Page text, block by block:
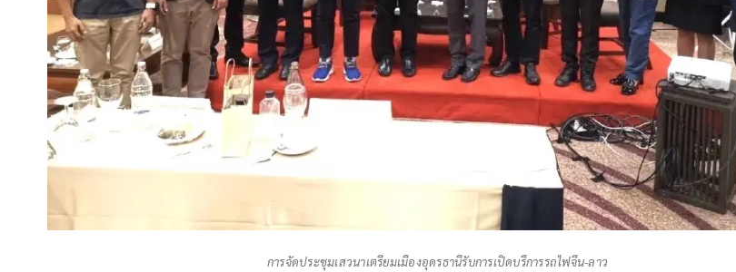
การจัดประชุมเสวนาเตรียมเมืองอุดรธานีรับการเปิดบรืการรถไฟจีน-ลาว